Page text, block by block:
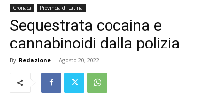
Cronaca Provincia di Latina
Sequestrata cocaina e
cannabinoidi dalla polizia
By Redazione - Agosto 20, 2022